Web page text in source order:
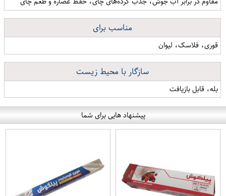
مناسب برای
قوری، فلاسک، لیوان
سازگار با محیط زیست
بله، قابل بازیافت
پیشنهاد هایی برای شما